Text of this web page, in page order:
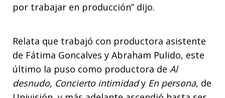
por trabajar en producción” dijo.
Relata que trabajó con productora asistente
de Fátima Goncalves y Abraham Pulido, este
último la puso como productora de Al
desnudo, Concierto intimidady En persona, de